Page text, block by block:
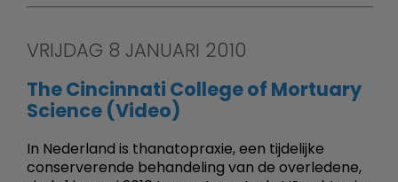
VRIJDAG 8 JANUARI 2010
The Cincinnati College of Mortuary
Science (Video)
In Nederland is thanatopraxie, een tijdelijke
conserverende behandeling van de overledene,